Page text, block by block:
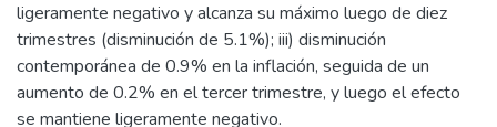
ligeramente negativo y alcanza su máximo luego de diez
trimestres (disminución de 5.1%); iii) disminución
contemporánea de 0.9% en la inflación, seguida de un
aumento de 0.2% en el tercer trimestre, y luego el efecto
se mantiene ligeramente negativo.